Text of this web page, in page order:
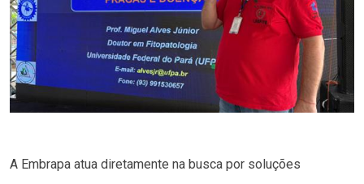
A Embrapa atua diretamente na busca por soluções